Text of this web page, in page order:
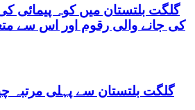
گلگت بلتستان میں کوہ پیمائی
کی جانے والی رقوم اور اس سے
گلگت بلتستان سے پہلی مرتبہ